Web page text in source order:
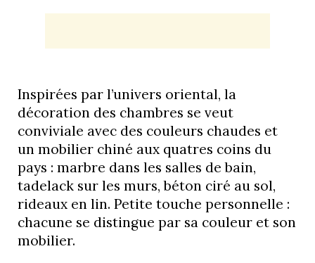
Inspirées par l’univers oriental, la
décoration des chambres se veut
conviviale avec des couleurs chaudes et
un mobilier chiné aux quatres coins du
pays : marbre dans les salles de bain,
tadelack sur les murs, béton ciré au sol,
rideaux en lin. Petite touche personnelle :
chacune se distingue par sa couleur et son
mobilier.